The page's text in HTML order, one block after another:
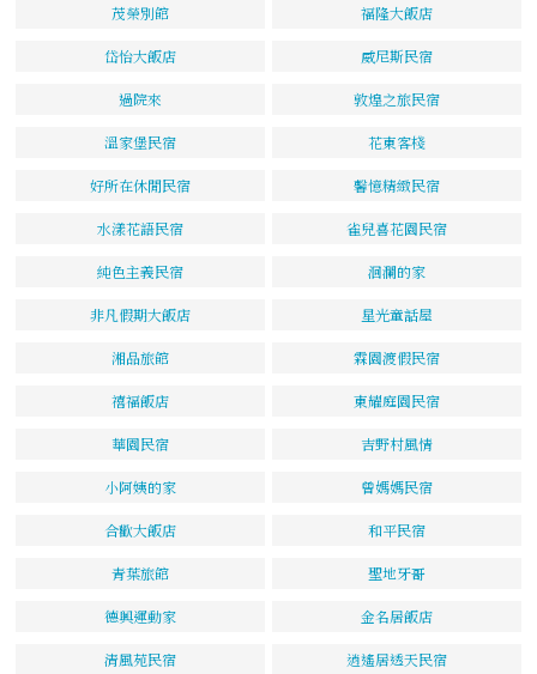
茂榮別館 福隆大飯店
岱怡大飯店 威尼斯民宿
過院來 敦煌之旅民宿
溫家堡民宿 花東客棧
好所在休閒民宿 馨憶精緻民宿
水漾花語民宿 雀兒喜花園民宿
純色主義民宿 洄瀾的家
非凡假期大飯店 星光童話屋
湘品旅館 霖園渡假民宿
禧福飯店 東耀庭園民宿
華園民宿 吉野村風情
小阿姨的家 曾媽媽民宿
合歡大飯店 和平民宿
青葉旅館 聖地牙哥
德興運動家 金名居飯店
清風苑民宿 逍遙居透天民宿